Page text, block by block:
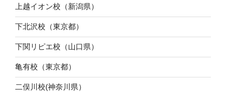
上越イオン校（新潟県）
下北沢校（東京都）
下関リピエ校（山口県）
亀有校（東京都）
二俣川校(神奈川県）